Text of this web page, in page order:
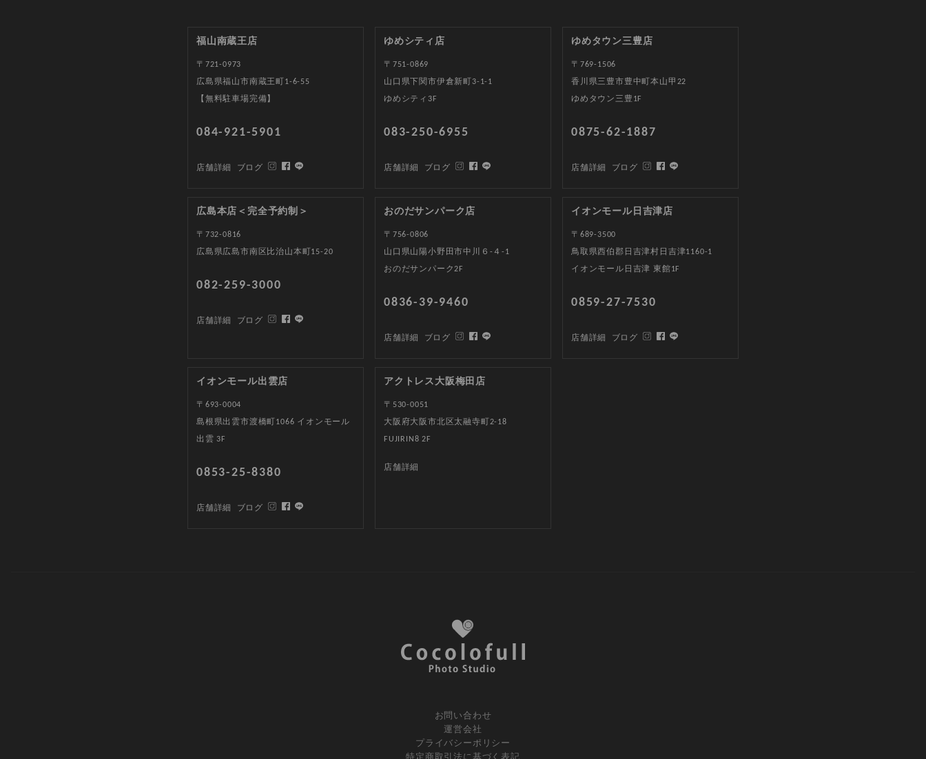
福山南蔵王店
〒721-0973
広島県福山市南蔵王町1-6-55
【無料駐車場完備】
084-921-5901
店舗詳細 ブログ
ゆめシティ店
〒751-0869
山口県下関市伊倉新町3-1-1
ゆめシティ3F
083-250-6955
店舗詳細 ブログ
ゆめタウン三豊店
〒769-1506
香川県三豊市豊中町本山甲22
ゆめタウン三豊1F
0875-62-1887
店舗詳細 ブログ
広島本店＜完全予約制＞
〒732-0816
広島県広島市南区比治山本町15-20
082-259-3000
店舗詳細 ブログ
おのだサンパーク店
〒756-0806
山口県山陽小野田市中川６-４-1
おのだサンパーク2F
0836-39-9460
店舗詳細 ブログ
イオンモール日吉津店
〒689-3500
鳥取県西伯郡日吉津村日吉津1160-1
イオンモール日吉津 東館1F
0859-27-7530
店舗詳細 ブログ
イオンモール出雲店
〒693-0004
島根県出雲市渡橋町1066 イオンモール
出雲 3F
0853-25-8380
店舗詳細 ブログ
アクトレス大阪梅田店
〒530-0051
大阪府大阪市北区太融寺町2-18
FUJIRIN8 2F
店舗詳細
お問い合わせ
運営会社
プライバシーポリシー
特定商取引法に基づく表記